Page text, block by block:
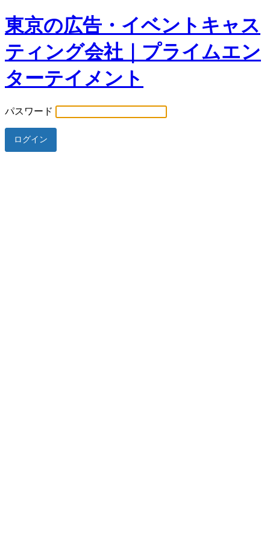
東京の広告・イベントキャス
ティング会社｜プライムエン
ターテイメント
パスワード